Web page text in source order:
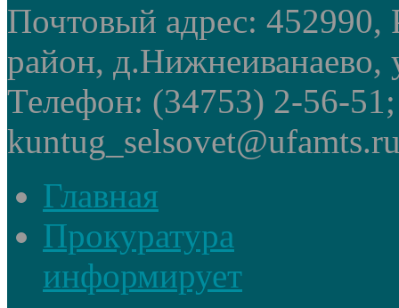
Почтовый адрес: 452990,
район, д.Нижнеиванаево,
Телефон: (34753) 2-56-
Главная
Прокуратура
информирует